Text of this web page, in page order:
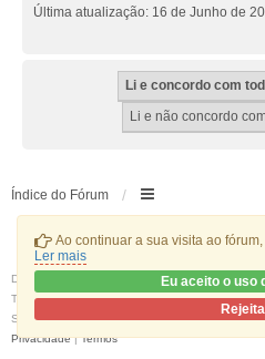
Ao continuar a sua visita ao
Ler mais
Eu aceito o uso
Última atualização: 16 de Junho de
Índice do Fórum
Desenvolvido por
® Forum Software ©
Traduzido por:phpBB Portugal
Stylewe_universalcreated by INVENTEA &
Privacidade|Termos